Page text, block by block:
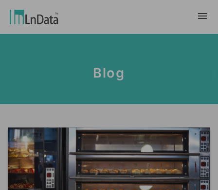
Nhân tài & Văn hóa
Đối tácCarbon
tiếp thị dữ liệu
Thị trường dữ liệu
Ln{360°}
Blog
Trường Hợp Khách Hàng
Báo Cáo & Sách Trắng
Sự Kiện & Hội Thảo Trực Tuyến
繁體中文
English
Blog